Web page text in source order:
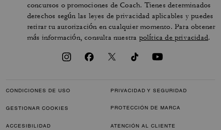
concursos o promociones de Coach. Tienes determinados
derechos según las leyes de privacidad aplicables y puedes
retirar tu autorización en cualquier momento. Para obtener
más información, consulta nuestra política de privacidad.
CONDICIONES DE USO PRIVACIDAD Y SEGURIDAD
GESTIONAR COOKIES PROTECCIÓN DE MARCA
ACCESIBILIDAD ATENCIÓN AL CLIENTE